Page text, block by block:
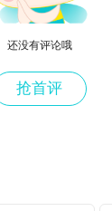
或学位，是
学位。
会计工作年
格考试工作
还没有评论哦
抢首评